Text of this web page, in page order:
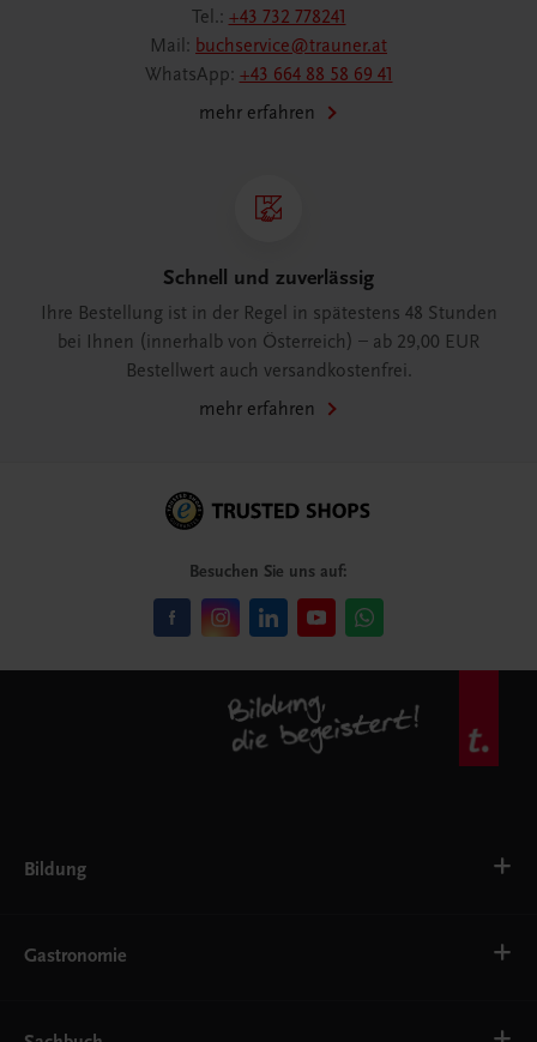
Tel.: +43 732 778241
Mail: buchservice@trauner.at
WhatsApp: +43 664 88 58 69 41
mehr erfahren
Schnell und zuverlässig
Ihre Bestellung ist in der Regel in spätestens 48 Stunden
bei Ihnen (innerhalb von Österreich) – ab 29,00 EUR
Bestellwert auch versandkostenfrei.
mehr erfahren
Besuchen Sie uns auf:
Bildung
AHS
EWF/ZWF
Gastronomie